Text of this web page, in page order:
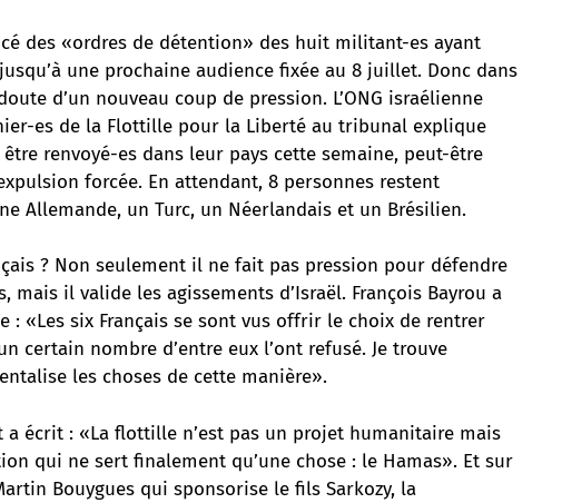
des «ordres de détention» des huit militant-es ayant
une prochaine audience fixée au 8 juillet. Donc dans
d’un nouveau coup de pression. L’ONG israélienne
es de la Flottille pour la Liberté au tribunal explique
renvoyé-es dans leur pays cette semaine, peut-être
forcée. En attendant, 8 personnes restent
Allemande, un Turc, un Néerlandais et un Brésilien.
? Non seulement il ne fait pas pression pour défendre
mais il valide les agissements d’Israël. François Bayrou a
: «Les six Français se sont vus offrir le choix de rentrer
certain nombre d’entre eux l’ont refusé. Je trouve
les choses de cette manière».
a écrit : «La flottille n’est pas un projet humanitaire mais
qui ne sert finalement qu’une chose : le Hamas». Et sur
Bouygues qui sponsorise le fils Sarkozy, la